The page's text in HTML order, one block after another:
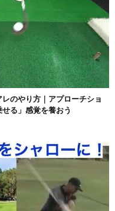
のやり方｜アプローチショ
る」感覚を養おう